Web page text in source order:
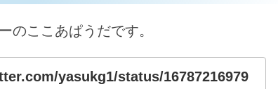
のここあぱうだです。
yasukg1/status/16787216979